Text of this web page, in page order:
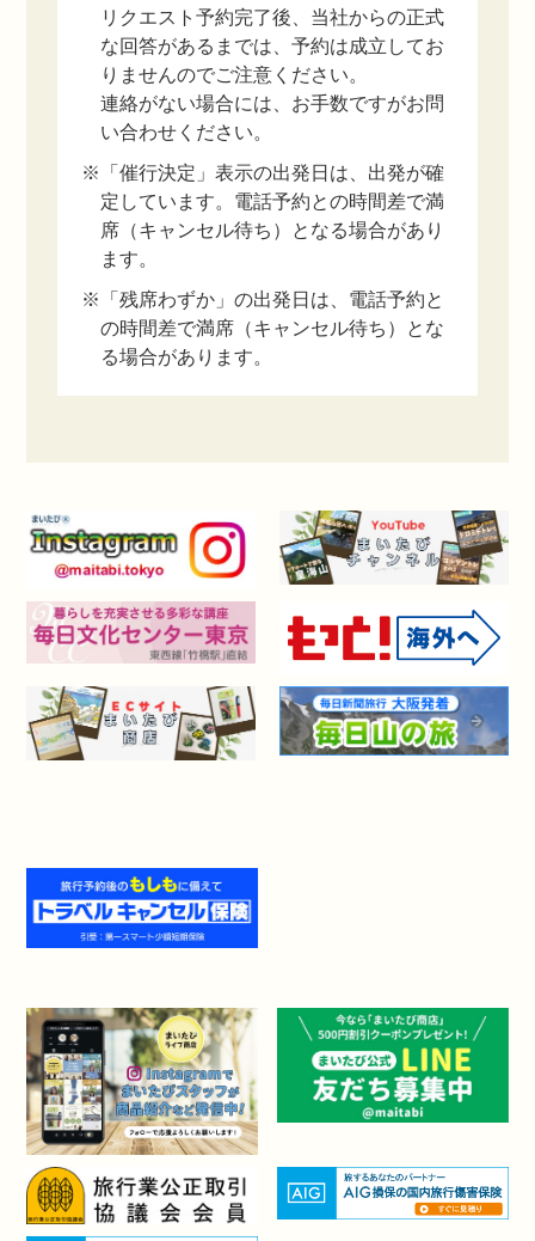
リクエスト予約完了後、当社からの正式
な回答があるまでは、予約は成立してお
りませんのでご注意ください。
連絡がない場合には、お手数ですがお問
い合わせください。
※「催行決定」表示の出発日は、出発が確
定しています。電話予約との時間差で満
席（キャンセル待ち）となる場合があり
ます。
※「残席わずか」の出発日は、電話予約と
の時間差で満席（キャンセル待ち）とな
る場合があります。